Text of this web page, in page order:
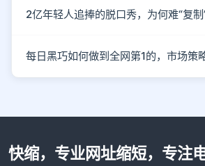
每日黑巧如何做到全网第1的，市场策
快缩，专业网址缩短，专注